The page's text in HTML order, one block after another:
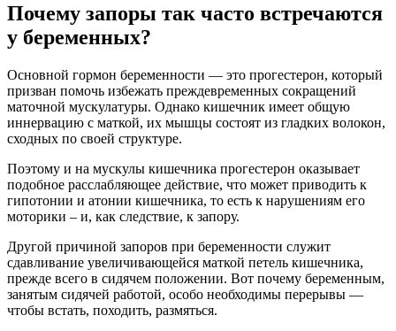
Почему запоры так часто встречаются
у беременных?
Основной гормон беременности — это прогестерон, который
призван помочь избежать преждевременных сокращений
маточной мускулатуры. Однако кишечник имеет общую
иннервацию с маткой, их мышцы состоят из гладких волокон,
сходных по своей структуре.
Поэтому и на мускулы кишечника прогестерон оказывает
подобное расслабляющее действие, что может приводить к
гипотонии и атонии кишечника, то есть к нарушениям его
моторики – и, как следствие, к запору.
Другой причиной запоров при беременности служит
сдавливание увеличивающейся маткой петель кишечника,
прежде всего в сидячем положении. Вот почему беременным,
занятым сидячей работой, особо необходимы перерывы —
чтобы встать, походить, размяться.